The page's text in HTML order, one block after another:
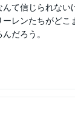
て信じられない
レンたちがどこ
だろう。